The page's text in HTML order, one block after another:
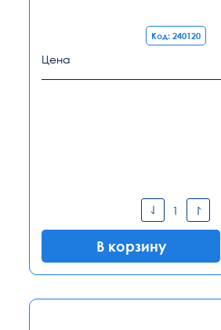
Код: 240120
Цена
В корзину